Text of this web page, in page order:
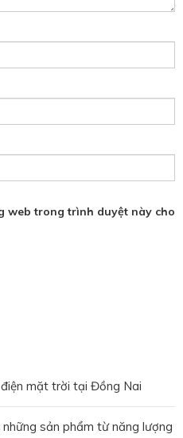
web trong trình duyệt này cho
mặt trời tại Đồng Nai
sản phẩm từ năng lượng